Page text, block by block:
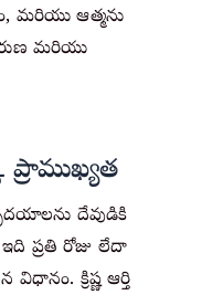
మరియు ఆత్మను
మరియు
ప్రాముఖ్యత
హృదయాలను దేవుడికి
ఇది ప్రతి రోజు లేదా
క్రిష్ణ ఆర్తి